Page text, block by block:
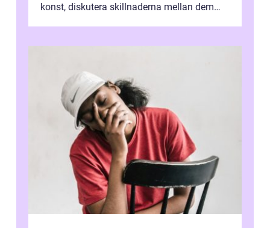
konst, diskutera skillnaderna mellan dem